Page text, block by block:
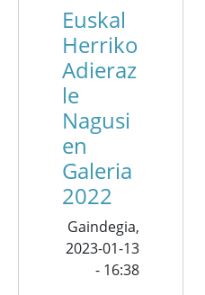
Euskal
Herriko
Adieraz
le
Nagusi
en
Galeria
2022
Gaindegia,
2023-01-13
- 16:38